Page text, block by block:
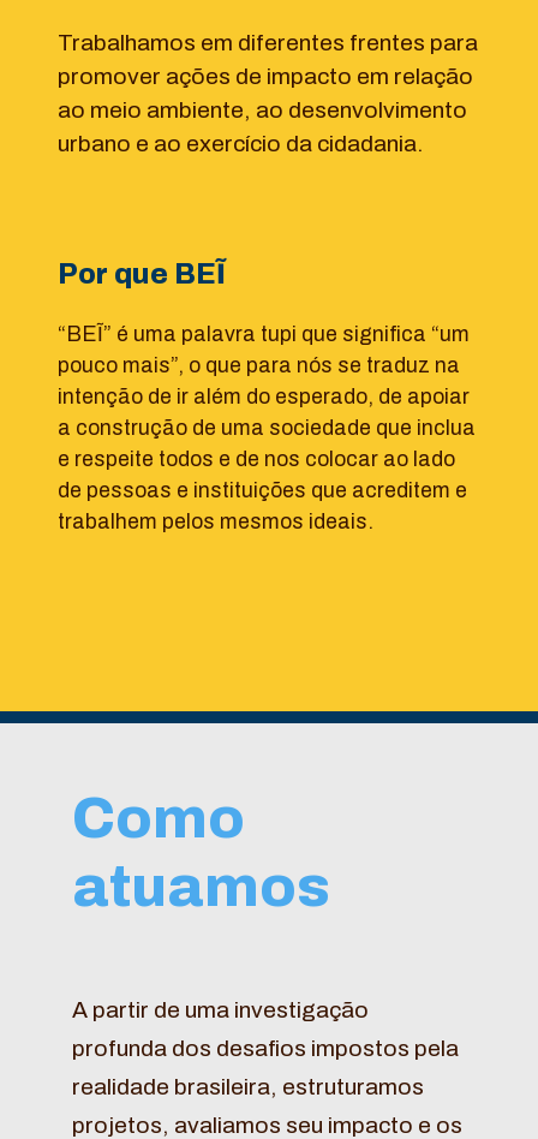
Trabalhamos em diferentes frentes para
promover ações de impacto em relação
ao meio ambiente, ao desenvolvimento
urbano e ao exercício da cidadania.
Por que BEĨ
“BEĨ” é uma palavra tupi que significa “um
pouco mais”, o que para nós se traduz na
intenção de ir além do esperado, de apoiar
a construção de uma sociedade que inclua
e respeite todos e de nos colocar ao lado
de pessoas e instituições que acreditem e
trabalhem pelos mesmos ideais.
Como
atuamos
A partir de uma investigação
profunda dos desafios impostos pela
realidade brasileira, estruturamos
projetos, avaliamos seu impacto e os